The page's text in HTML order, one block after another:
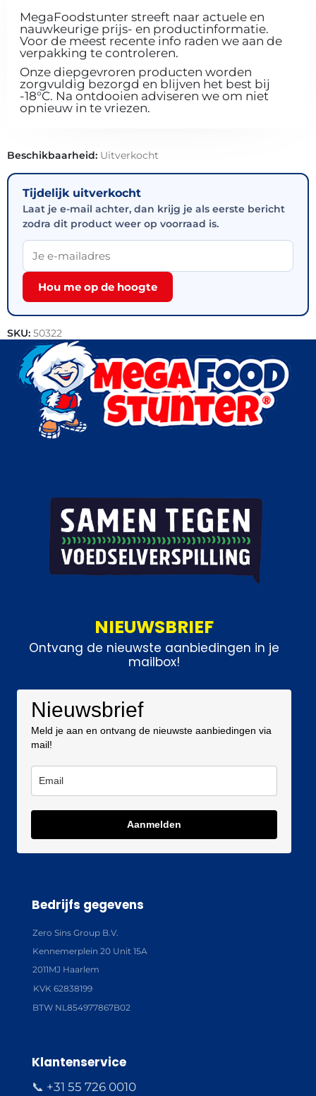
MegaFoodstunter streeft naar actuele en
nauwkeurige prijs- en productinformatie.
Voor de meest recente info raden we aan de
verpakking te controleren.
Onze diepgevroren producten worden
zorgvuldig bezorgd en blijven het best bij
-18°C. Na ontdooien adviseren we om niet
opnieuw in te vriezen.
Beschikbaarheid: Uitverkocht
Tijdelijk uitverkocht
Laat je e-mail achter, dan krijg je als eerste bericht
zodra dit product weer op voorraad is.
Hou me op de hoogte
SKU: 50322
Categorieën:Actie
NIEUWSBRIEF
Ontvang de nieuwste aanbiedingen in je
mailbox!
Nieuwsbrief
Meld je aan en ontvang de nieuwste aanbiedingen via
mail!
Aanmelden
Bedrijfs gegevens
Zero Sins Group B.V.
Kennemerplein 20 Unit 15A
2011MJ Haarlem
KVK 62838199
BTW NL854977867B02
Klantenservice
📞 +31 55 726 0010